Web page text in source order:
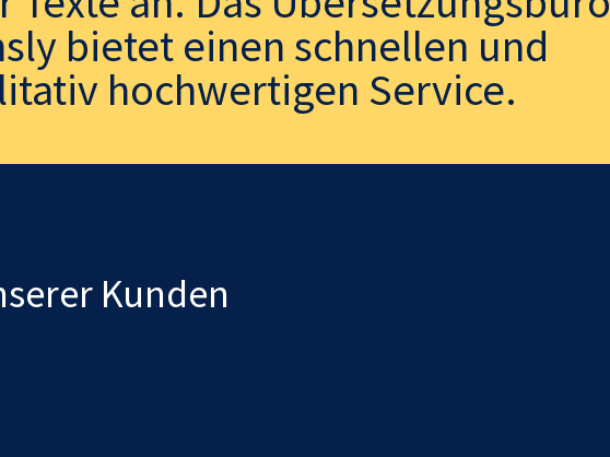
bietet einen schnellen und
hochwertigen Service.
Kunden